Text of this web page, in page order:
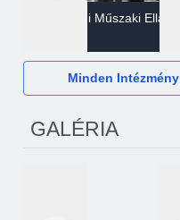
Gazdasági Műszaki Ellátó
Minden Intézmény
GALÉRIA